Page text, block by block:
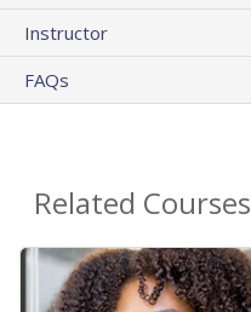
Instructor
FAQs
Related Courses